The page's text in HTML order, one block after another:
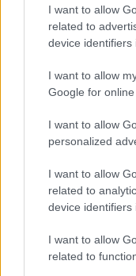
I want to allow
related to
device identifiers
I want to allow
Google for
I want to allow
personalized
I want to allow
related to
device identifiers
I want to allow
related to
a május 3-i,
Páuwöra
nemrégiben
trió,
a Tumo idei
oldalukról: